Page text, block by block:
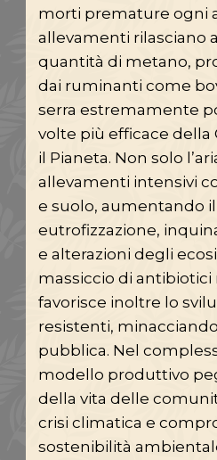
morti premature ogni
allevamenti rilasciano
quantità di metano,
dai ruminanti come
serra estremamente
volte più efficace della
il Pianeta. Non solo
allevamenti intensivi
e suolo, aumentando
eutrofizzazione,
e alterazioni degli
massiccio di
favorisce inoltre lo
resistenti,
pubblica. Nel
modello produttivo
della vita delle
crisi climatica e
sostenibilità